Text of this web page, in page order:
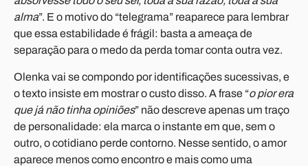
alma”. E o motivo do “telegrama” reaparece para lembrar
que essa estabilidade é frágil: basta a ameaça de
separação para o medo da perda tomar conta outra vez.
Olenka vai se compondo por identificações sucessivas, e
o texto insiste em mostrar o custo disso. A frase “o pior era
que já não tinha opiniões” não descreve apenas um traço
de personalidade: ela marca o instante em que, sem o
outro, o cotidiano perde contorno. Nesse sentido, o amor
aparece menos como encontro e mais como uma